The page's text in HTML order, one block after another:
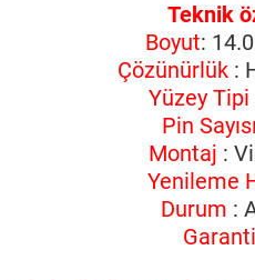
Teknik
Boyut:
Çözünürlük:
Yüzey Tipi
Pin Sayısı
Montaj :
Yenileme
Durum :
Garanti